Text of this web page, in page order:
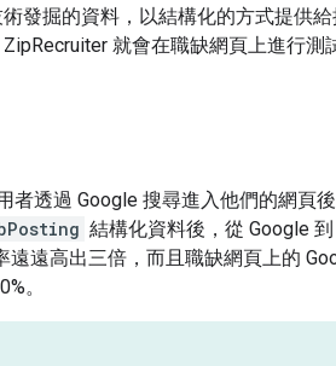
術發掘的資料，以結構化的方式提供
就會在職缺網頁上進行測
者透過 Google 搜尋進入他們的網
結構化資料後，從 Google
遠遠高出三倍，而且職缺網頁上的
。